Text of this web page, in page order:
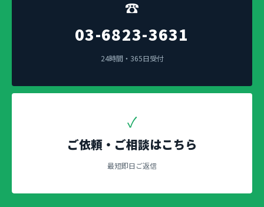
☎
03-6823-3631
24時間・365日受付
✓
ご依頼・ご相談はこちら
最短即日ご返信